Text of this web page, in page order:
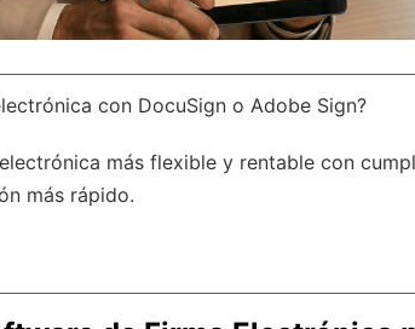
con DocuSign o Adobe Sign?
más flexible y rentable con
más rápido.